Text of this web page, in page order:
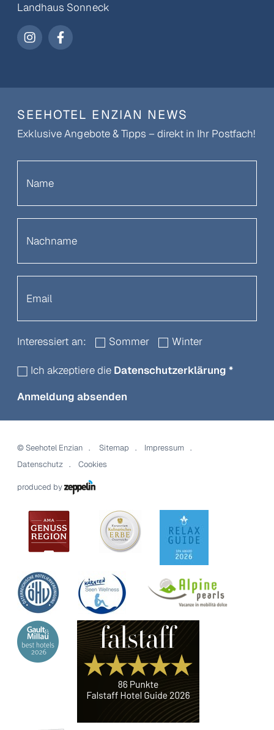
Landhaus Sonneck
SEEHOTEL ENZIAN NEWS
Exklusive Angebote & Tipps – direkt in Ihr Postfach!
Interessiert an: Sommer Winter
Ich akzeptiere die Datenschutzerklärung*
Anmeldung absenden
©Seehotel Enzian Sitemap
Impressum
Datenschutz
Cookies
produced by